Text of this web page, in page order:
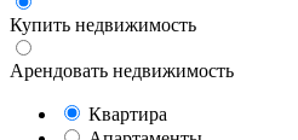
Купить недвижимость
Арендовать недвижимость
Квартира